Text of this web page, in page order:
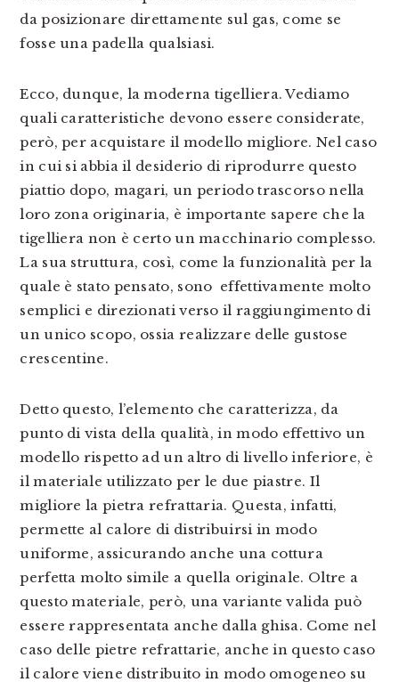
da posizionare direttamente sul gas, come se
fosse una padella qualsiasi.
Ecco, dunque, la moderna tigelliera. Vediamo
quali caratteristiche devono essere considerate,
però, per acquistare il modello migliore. Nel caso
in cui si abbia il desiderio di riprodurre questo
piattio dopo, magari, un periodo trascorso nella
loro zona originaria, è importante sapere che la
tigelliera non è certo un macchinario complesso.
La sua struttura, così, come la funzionalità per la
quale è stato pensato, sono effettivamente molto
semplici e direzionati verso il raggiungimento di
un unico scopo, ossia realizzare delle gustose
crescentine.
Detto questo, l’elemento che caratterizza, da
punto di vista della qualità, in modo effettivo un
modello rispetto ad un altro di livello inferiore, è
il materiale utilizzato per le due piastre. Il
migliore la pietra refrattaria. Questa, infatti,
permette al calore di distribuirsi in modo
uniforme, assicurando anche una cottura
perfetta molto simile a quella originale. Oltre a
questo materiale, però, una variante valida può
essere rappresentata anche dalla ghisa. Come nel
caso delle pietre refrattarie, anche in questo caso
il calore viene distribuito in modo omogeneo su